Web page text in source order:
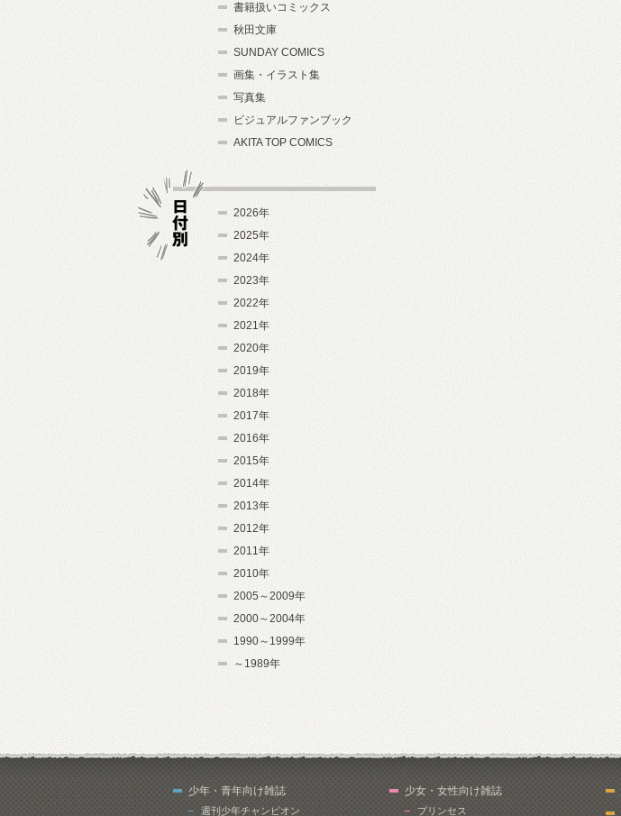
書籍扱いコミックス
秋田文庫
SUNDAY COMICS
画集・イラスト集
写真集
ビジュアルファンブック
AKITA TOP COMICS
2026年
2025年
2024年
2023年
2022年
2021年
2020年
2019年
2018年
2017年
2016年
2015年
2014年
2013年
2012年
2011年
2010年
2005～2009年
2000～2004年
1990～1999年
～1989年
少年・青年向け雑誌
週刊少年チャンピオン
少女・女性向け雑誌
プリンセス